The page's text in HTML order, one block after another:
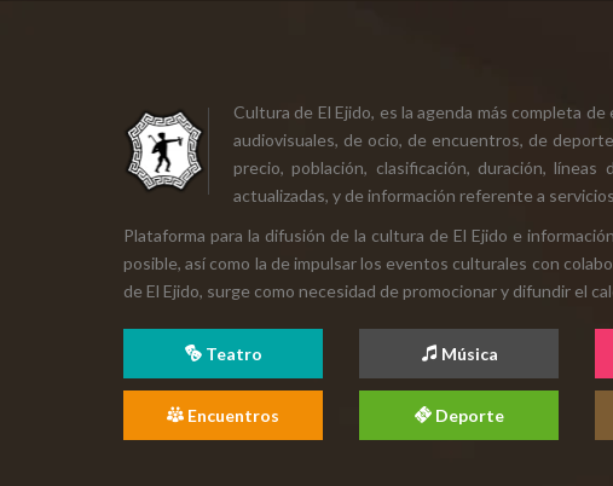
Cultura de El Ejido, es la agenda más completa
audiovisuales, de ocio, de encuentros, de
precio, población, clasificación, duración,
actualizadas, y de información referente a
Plataforma para la difusión de la cultura de El Ejido e
posible, así como la de impulsar los eventos culturales con
de El Ejido, surge como necesidad de promocionar y difundir el
Teatro Música
Encuentros Deporte